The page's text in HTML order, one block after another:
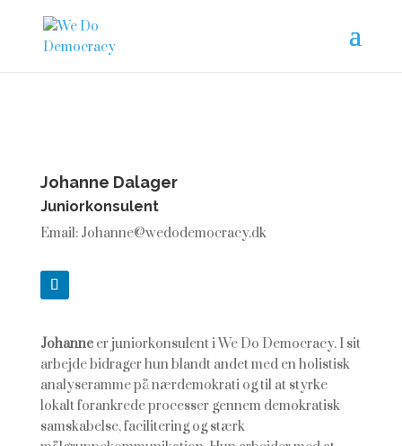
Johanne Dalager
Juniorkonsulent
Email: Johanne@wedodemocracy.dk
Johanne er juniorkonsulent i We Do Democracy. I sit
arbejde bidrager hun blandt andet med en holistisk
analyseramme på nærdemokrati og til at styrke
lokalt forankrede processer gennem demokratisk
samskabelse, facilitering og stærk